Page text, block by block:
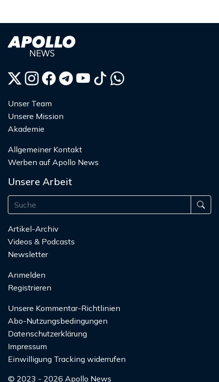
Unser Team
Unsere Mission
Akademie
Allgemeiner Kontakt
Werben auf Apollo News
Unsere Arbeit
Artikel-Archiv
Videos & Podcasts
Newsletter
Anmelden
Registrieren
Unsere Kommentar-Richtlinien
Abo-Nutzungsbedingungen
Datenschutzerklärung
Impressum
Einwilligung Tracking widerrufen
© 2023 - 2026 Apollo News